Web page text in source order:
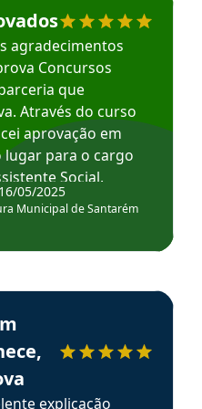
agradecimentos
Concursos
que
Através do curso
aprovação em
lugar para o cargo
Social.
atuando na
de Santarém.
05/2025
Municipal de Santarém
Elais recomenda o Aprova
explicação